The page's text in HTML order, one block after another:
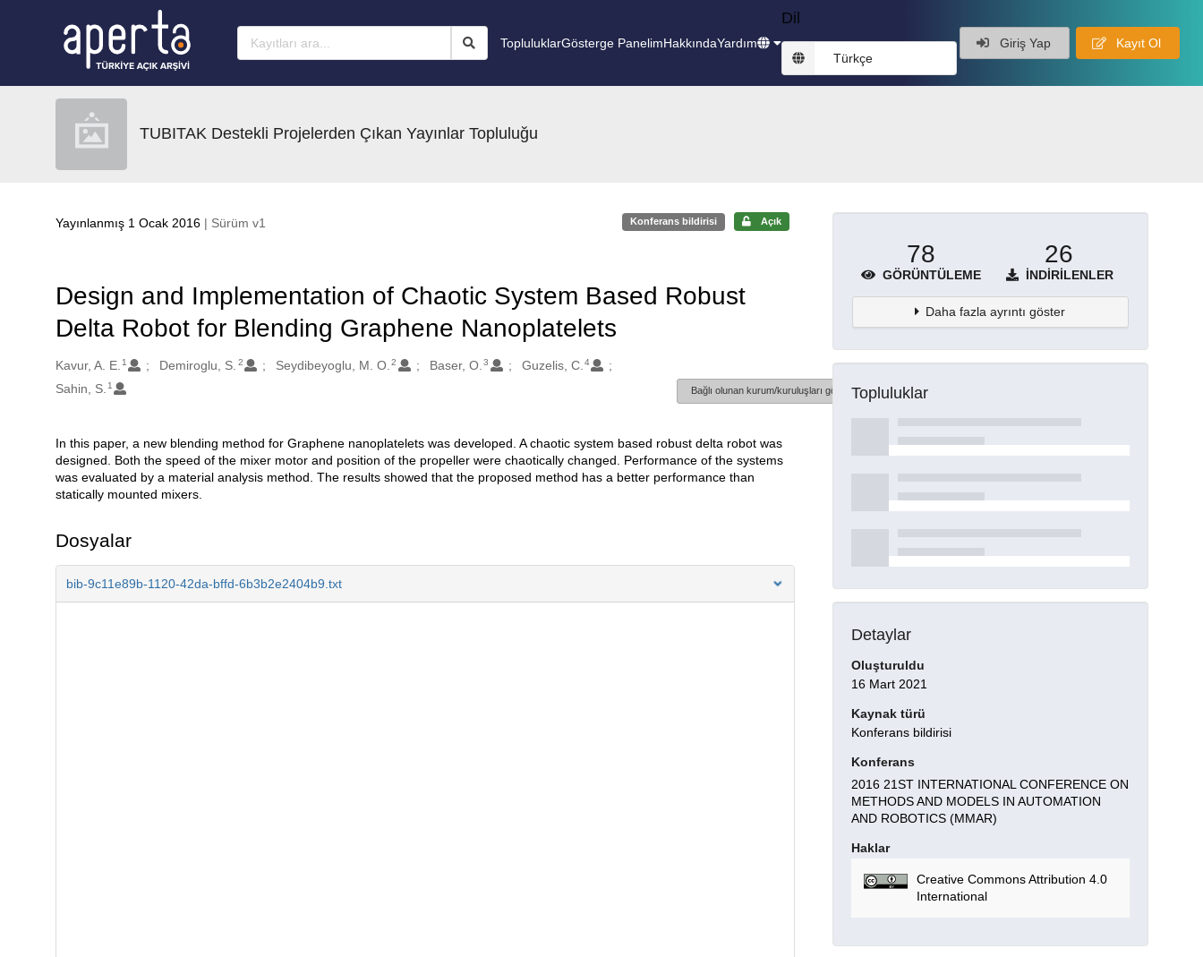
TopluluklarGösterge PanelimHakkındaYardım
Dil
Türkçe
Giriş Yap Kayıt Ol
TUBITAK Destekli Projelerden Çıkan Yayınlar Topluluğu
Yayınlanmış 1 Ocak 2016 | Sürüm v1 Konferans bildirisi Açık
Design and Implementation of Chaotic System Based Robust
Delta Robot for Blending Graphene Nanoplatelets
Oluşturanlar
Kavur, A. E. 1 Demiroglu, S. 2 Seydibeyoglu, M. O. 2 Baser, O. 3 Guzelis, C. 4
Sahin, S. 1 Bağlı olunan kurum/kuruluşları göster
Açıklama
In this paper, a new blending method for Graphene nanoplatelets was developed. A chaotic system based robust delta robot was
designed. Both the speed of the mixer motor and position of the propeller were chaotically changed. Performance of the systems
was evaluated by a material analysis method. The results showed that the proposed method has a better performance than
statically mounted mixers.
Dosyalar
bib-9c11e89b-1120-42da-bffd-6b3b2e2404b9.txt
78
GÖRÜNTÜLEME
26
İNDIRILENLER
Daha fazla ayrıntı göster
Topluluklar
Detaylar
Oluşturuldu
16 Mart 2021
Kaynak türü
Konferans bildirisi
Konferans
2016 21ST INTERNATIONAL CONFERENCE ON
METHODS AND MODELS IN AUTOMATION
AND ROBOTICS (MMAR)
Haklar
Creative Commons Attribution 4.0
International